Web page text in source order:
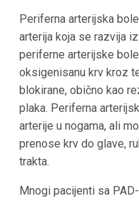
Periferna arterijska
arterija koja se razvija
periferne arterijske
oksigenisanu krv kroz
blokirane, obično kao
plaka. Periferna
arterije u nogama, ali
prenose krv do glave,
trakta.
Mnogi pacijenti sa